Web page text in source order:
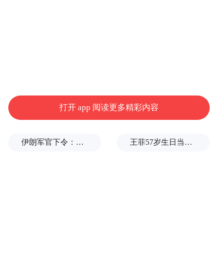
打开 app 阅读更多精彩内容
伊朗军官下令：如果美军踏上我国领土，就砍掉他们脚！ 王菲57岁生日当天，谢霆锋隔空说3次生日快乐